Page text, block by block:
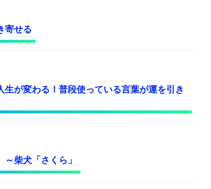
寄せる
生が変わる！普段使っている言葉が運を引き
柴犬「さくら」